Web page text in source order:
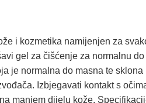
i kozmetika namijenjen za
gel za čišćenje za normalnu
je normalna do masna te sklona
Izbjegavati kontakt s
manjem dijelu kože.